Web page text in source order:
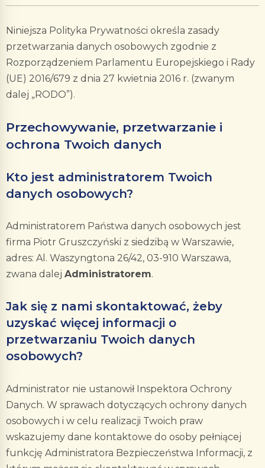
Niniejsza Polityka Prywatności określa zasady
przetwarzania danych osobowych zgodnie z
Rozporządzeniem Parlamentu Europejskiego i Rady
(UE) 2016/679 z dnia 27 kwietnia 2016 r. (zwanym
dalej „RODO”).
Przechowywanie, przetwarzanie i
ochrona Twoich danych
Kto jest administratorem Twoich
danych osobowych?
Administratorem Państwa danych osobowych jest
firma Piotr Gruszczyński z siedzibą w Warszawie,
adres: Al. Waszyngtona 26/42, 03-910 Warszawa,
zwana dalej Administratorem.
Jak się z nami skontaktować, żeby
uzyskać więcej informacji o
przetwarzaniu Twoich danych
osobowych?
Administrator nie ustanowił Inspektora Ochrony
Danych. W sprawach dotyczących ochrony danych
osobowych i w celu realizacji Twoich praw
wskazujemy dane kontaktowe do osoby pełniącej
funkcję Administratora Bezpieczeństwa Informacji, z